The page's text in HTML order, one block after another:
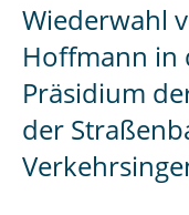
Wiederwahl
Hoffmann in
Präsidium
der